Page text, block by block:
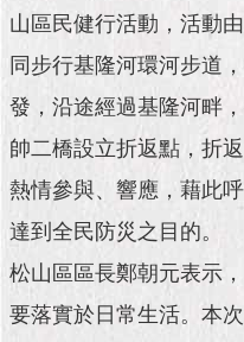
景
及
成
市
資
料
館
發
山區民健行活動，活動
同步行基隆河環河步道
發，沿途經過基隆河畔
帥二橋設立折返點，折
熱情參與、響應，藉此
達到全民防災之目的。
松山區區長鄭朝元表示
要落實於日常生活。本